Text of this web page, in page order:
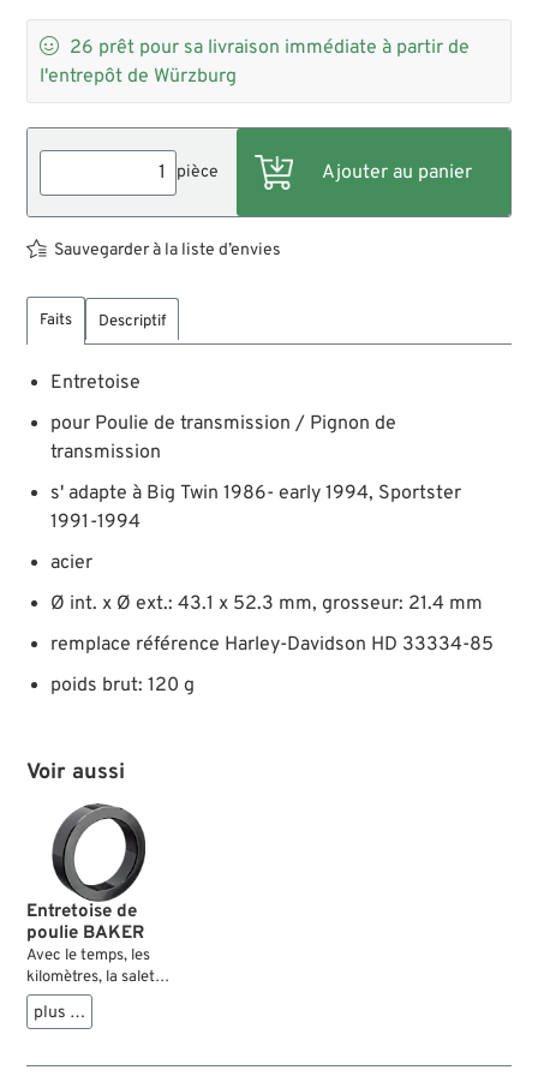
 26 prêt pour sa livraison immédiate à partir de
l'entrepôt de Würzburg
pièce
Sauvegarder à la liste d’envies
Faits Descriptif
Entretoise
pour Poulie de transmission / Pignon de
transmission
s' adapte à Big Twin 1986- early 1994, Sportster
1991-1994
acier
Ø int. x Ø ext.: 43.1 x 52.3 mm, grosseur: 21.4 mm
remplace référence Harley-Davidson HD 33334-85
poids brut: 120 g
Voir aussi
Entretoise de
poulie BAKER
Avec le temps, les
kilomètres, la saleté
et la corrosion, la
cale stock 33344-
souple et s’écrase
plus …